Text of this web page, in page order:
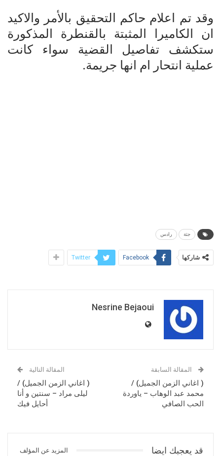
وقد تم اعلام حاكم التحقيق بالأمر والاكيد
ان الكاميرا المثبتة بالقنطرة المذكورة
ستكشف تفاصيل القضية سواء كانت
عملية انتحار ام انها جريمة.
جثة رادس
شاركها Facebook
Twitter
Nesrine Bejaoui
المقالة السابقة
( اغاني الزمن الجميل) /
محمد عبد الوهاب – ياوردة
الحب الصافي
المقالة التالية
( اغاني الزمن الجميل) /
ليلى مراد – سنتين و أنا
أحايل فيك
قد يعجبك ايضا المزيد عن المؤلف